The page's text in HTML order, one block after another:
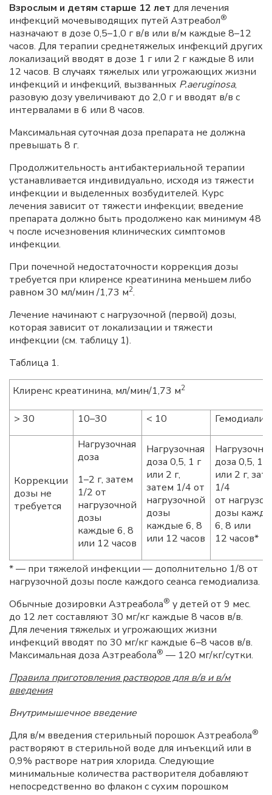
Взрослым и детям старше 12 лет для лечения
инфекций мочевыводящих путей Азтреабол®
назначают в дозе 0,5–1,0 г в/в или в/м каждые 8–12
часов. Для терапии среднетяжелых инфекций других
локализаций вводят в дозе 1 г или 2 г каждые 8 или
12 часов. В случаях тяжелых или угрожающих жизни
инфекций и инфекций, вызванных P.aeruginosa,
разовую дозу увеличивают до 2,0 г и вводят в/в с
интервалами в 6 или 8 часов.
Максимальная суточная доза препарата не должна
превышать 8 г.
Продолжительность антибактериальной терапии
устанавливается индивидуально, исходя из тяжести
инфекции и выделенных возбудителей. Курс
лечения зависит от тяжести инфекции; введение
препарата должно быть продолжено как минимум 48
ч после исчезновения клинических симптомов
инфекции.
При почечной недостаточности коррекция дозы
требуется при клиренсе креатинина меньшем либо
равном 30 мл/мин /1,73 м2.
Лечение начинают с нагрузочной (первой) дозы,
которая зависит от локализации и тяжести
инфекции (см. таблицу 1).
Таблица 1.
Клиренс креатинина, мл/мин/1,73 м2
> 30 10–30 < 10 Гемодиализ
Коррекции
дозы не
требуется
Нагрузочная
доза
1–2 г, затем
1/2 от
нагрузочной
дозы
каждые 6, 8
или 12 часов
Нагрузочная
доза 0,5, 1 г
или 2 г,
затем 1/4 от
нагрузочной
дозы
каждые 6, 8
или 12 часов
доза 0,5, 1 г
или 2 г,
1/4
от
дозы
6, 8 или
12 часов*
* — при тяжелой инфекции — дополнительно 1/8 от
нагрузочной дозы после каждого сеанса гемодиализа.
Обычные дозировки Азтреабола® у детей от 9 мес.
до 12 лет составляют 30 мг/кг каждые 8 часов в/в.
Для лечения тяжелых и угрожающих жизни
инфекций вводят по 30 мг/кг каждые 6–8 часов в/в.
Максимальная доза Азтреабола® — 120 мг/кг/сутки.
Правила приготовления растворов для в/в и в/м
введения
Внутримышечное введение
Для в/м введения стерильный порошок Азтреабола®
растворяют в стерильной воде для инъекций или в
0,9% растворе натрия хлорида. Следующие
минимальные количества растворителя добавляют
непосредственно во флакон с сухим порошком